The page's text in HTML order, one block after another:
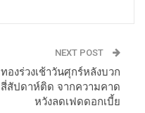
NEXT POST
ทองร่วงเช้าวันศุกร์หลังบวก
สี่สัปดาห์ติด จากความคาด
หวังลดเฟดดอกเบี้ย